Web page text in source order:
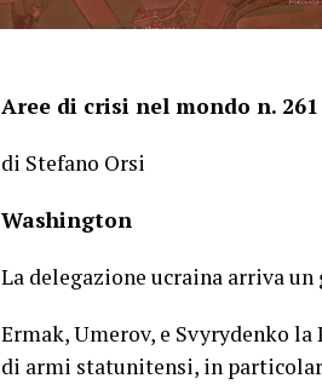
Aree di crisi nel mondo n. 261
di Stefano Orsi
Washington
La delegazione ucraina arriva
Ermak, Umerov, e Svyrydenko
di armi statunitensi, in